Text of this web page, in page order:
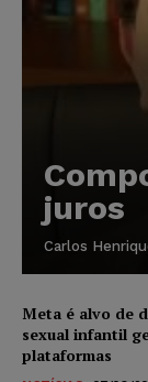
juros
Carlos
Meta é alvo de
sexual infantil
plataformas